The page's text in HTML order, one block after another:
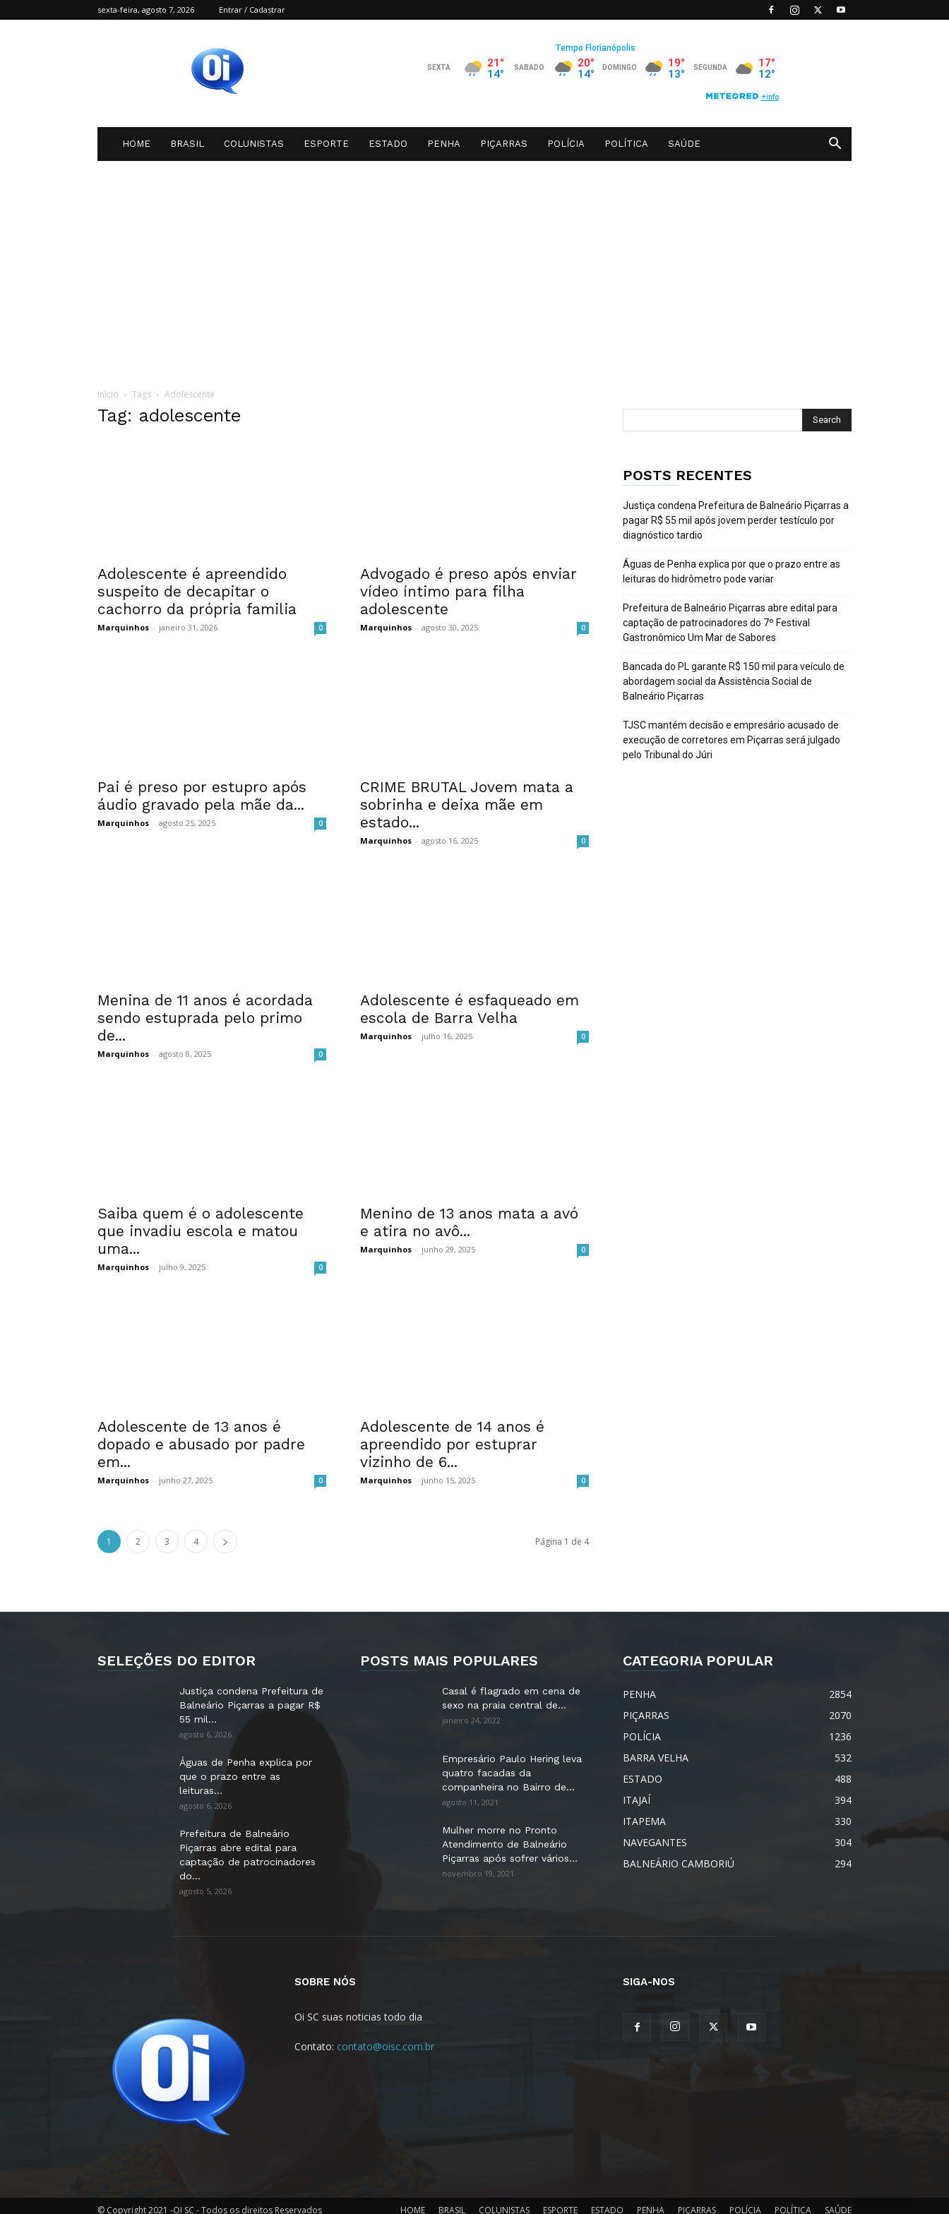
sexta-feira, agosto 7, 2026 Entrar / Cadastrar
HOME BRASIL COLUNISTAS ESPORTE ESTADO PENHA PIÇARRAS POLÍCIA POLÍTICA SAÚDE
Início Tags Adolescente
Tag: adolescente
Adolescente é apreendido
suspeito de decapitar o
cachorro da própria familia
Marquinhos - janeiro 31, 2026 0
Advogado é preso após enviar
vídeo íntimo para filha
adolescente
Marquinhos - agosto 30, 2025 0
Pai é preso por estupro após
áudio gravado pela mãe da...
Marquinhos - agosto 25, 2025 0
CRIME BRUTAL Jovem mata a
sobrinha e deixa mãe em
estado...
Marquinhos - agosto 16, 2025 0
Menina de 11 anos é acordada
sendo estuprada pelo primo
de...
Marquinhos - agosto 8, 2025 0
Adolescente é esfaqueado em
escola de Barra Velha
Marquinhos - julho 16, 2025 0
Saiba quem é o adolescente
que invadiu escola e matou
uma...
Marquinhos - julho 9, 2025 0
Menino de 13 anos mata a avó
e atira no avô...
Marquinhos - junho 29, 2025 0
Adolescente de 13 anos é
dopado e abusado por padre
em...
Marquinhos - junho 27, 2025 0
Adolescente de 14 anos é
apreendido por estuprar
vizinho de 6...
Marquinhos - junho 15, 2025 0
1 2 3 4 Página 1 de 4
POSTS RECENTES
Justiça condena Prefeitura de Balneário Piçarras a
pagar R$ 55 mil após jovem perder testículo por
diagnóstico tardio
Águas de Penha explica por que o prazo entre as
leituras do hidrômetro pode variar
Prefeitura de Balneário Piçarras abre edital para
captação de patrocinadores do 7º Festival
Gastronômico Um Mar de Sabores
Bancada do PL garante R$ 150 mil para veículo de
abordagem social da Assistência Social de
Balneário Piçarras
TJSC mantém decisão e empresário acusado de
execução de corretores em Piçarras será julgado
pelo Tribunal do Júri
SELEÇÕES DO EDITOR
Justiça condena Prefeitura de
Balneário Piçarras a pagar R$
55 mil...
agosto 6, 2026
Águas de Penha explica por
que o prazo entre as
leituras...
agosto 6, 2026
Prefeitura de Balneário
Piçarras abre edital para
captação de patrocinadores
do...
agosto 5, 2026
POSTS MAIS POPULARES
Casal é flagrado em cena de
sexo na praia central de...
janeiro 24, 2022
Empresário Paulo Hering leva
quatro facadas da
companheira no Bairro de...
agosto 11, 2021
Mulher morre no Pronto
Atendimento de Balneário
Piçarras após sofrer vários...
novembro 19, 2021
CATEGORIA POPULAR
PENHA
2854
PIÇARRAS
2070
POLÍCIA
1236
BARRA VELHA
532
ESTADO
488
ITAJAÍ
394
ITAPEMA
330
NAVEGANTES
304
BALNEÁRIO CAMBORIÚ
294
SOBRE NÓS
Oi SC suas noticias todo dia
Contato: contato@oisc.com.br
SIGA-NOS
HOME BRASIL COLUNISTAS ESPORTE ESTADO PENHA PIÇARRAS POLÍCIA POLÍTICA SAÚDE
© Copyright 2021 -OI SC - Todos os direitos Reservados